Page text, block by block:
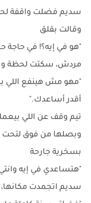
سديم فضلت واقفة
وقالت بقلق
"هو في إيه؟! في حاجة
مردش، سكتت لحظة
"مهو مش هينفع اللي
أقدر أساعدك."
تيم وقف عن اللي
وبصلها من فوق لتحت
بسخرية جارحة
"هتساعدي في إيه
سديم اتجمدت